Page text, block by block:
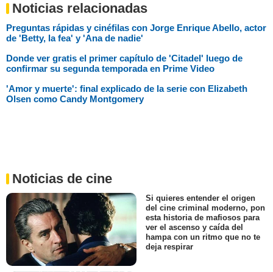
Noticias relacionadas
Preguntas rápidas y cinéfilas con Jorge Enrique Abello, actor
de 'Betty, la fea' y 'Ana de nadie'
Donde ver gratis el primer capítulo de 'Citadel' luego de
confirmar su segunda temporada en Prime Video
'Amor y muerte': final explicado de la serie con Elizabeth
Olsen como Candy Montgomery
Noticias de cine
Si quieres entender el origen
del cine criminal moderno, pon
esta historia de mafiosos para
ver el ascenso y caída del
hampa con un ritmo que no te
deja respirar